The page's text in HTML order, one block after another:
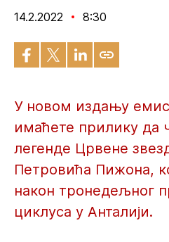
14.2.2022 8:30
У новом издању
имаћете прилику да
легенде Црвене
Петровића Пижона,
након тронедељног
циклуса у Анталији.